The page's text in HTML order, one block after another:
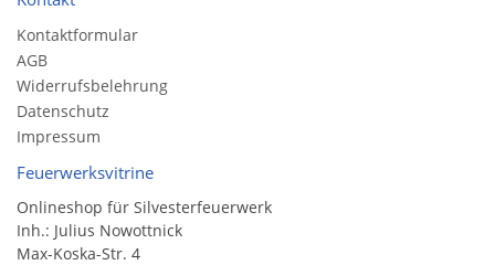
Kontaktformular
AGB
Widerrufsbelehrung
Datenschutz
Impressum
Feuerwerksvitrine
Onlineshop für Silvesterfeuerwerk
Inh.: Julius Nowottnick
Max-Koska-Str. 4